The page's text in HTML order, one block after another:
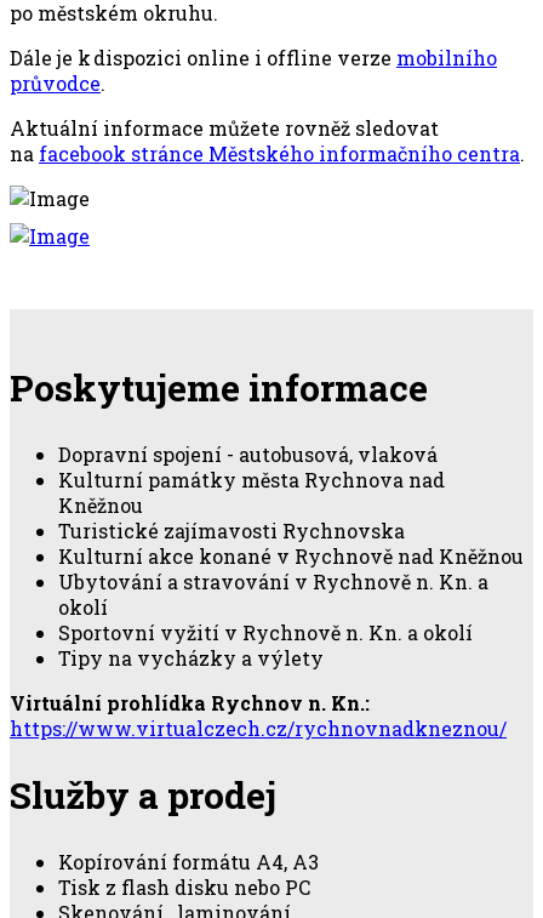
po městském okruhu.
Dále je k dispozici online i offline verze mobilního
průvodce.
Aktuální informace můžete rovněž sledovat
na facebook stránce Městského informačního centra.
Poskytujeme informace
Dopravní spojení - autobusová, vlaková
Kulturní památky města Rychnova nad
Kněžnou
Turistické zajímavosti Rychnovska
Kulturní akce konané v Rychnově nad Kněžnou
Ubytování a stravování v Rychnově n. Kn. a
okolí
Sportovní vyžití v Rychnově n. Kn. a okolí
Tipy na vycházky a výlety
Virtuální prohlídka Rychnov n. Kn.:
https://www.virtualczech.cz/rychnovnadkneznou/
Služby a prodej
Kopírování formátu A4, A3
Tisk z flash disku nebo PC
Skenování , laminování